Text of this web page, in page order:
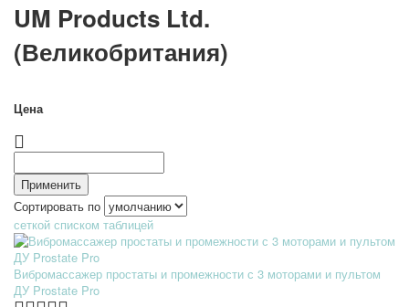
UM Products Ltd.
(Великобритания)
Цена
Сортировать по
сеткой списком таблицей
Вибромассажер простаты и промежности с 3 моторами и пультом
ДУ Prostate Pro